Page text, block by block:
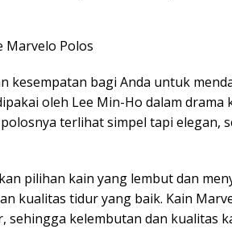
Marvelo Polos
kesempatan bagi Anda untuk
oleh Lee Min-Ho dalam drama
terlihat simpel tapi elegan,
pilihan kain yang lembut dan
kualitas tidur yang baik. Kain
sehingga kelembutan dan kualitas